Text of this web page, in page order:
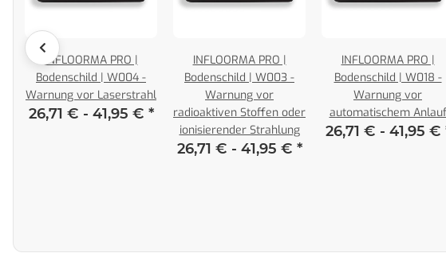
INFLOORMA PRO |
Bodenschild | W004 -
Warnung vor Laserstrahl
26,71 € - 41,95 € *
INFLOORMA PRO |
Bodenschild | W003 -
Warnung vor
radioaktiven Stoffen oder
ionisierender Strahlung
26,71 € - 41,95 € *
INFLOORMA PRO |
Bodenschild | W018 -
Warnung vor
automatischem Anlauf
26,71 € - 41,95 €